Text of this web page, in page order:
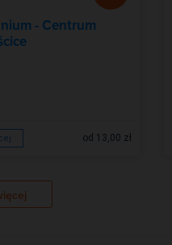
- Centrum
od 13,00 zł